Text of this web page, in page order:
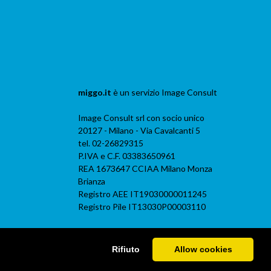
Rifiuto Allow cookies
miggo.it è un servizio Image Consult
Image Consult srl con socio unico
20127 - Milano - Via Cavalcanti 5
tel. 02-26829315
P.IVA e C.F. 03383650961
REA 1673647 CCIAA Milano Monza
Brianza
Registro AEE IT19030000011245
Registro Pile IT13030P00003110